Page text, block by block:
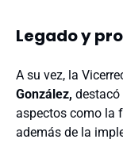
Legado y
A su vez, la
González, destacó
aspectos como la
además de la